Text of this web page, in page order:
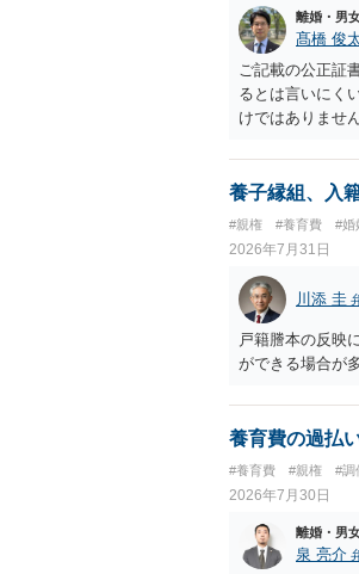
離婚・男
髙橋 俊
ご記載の公正証
るとは言いにく
けではありませ
す。したがって
然に半額を請求
歴・収入・資産
において、養育
費」「進学費用
養子縁組、入
#親権 #養育費 #婚
2026年7月31日
川添 圭
戸籍謄本の反映
ができる場合が
養育費の過払
#養育費 #親権 #調
2026年7月30日
離婚・男
泉 亮介